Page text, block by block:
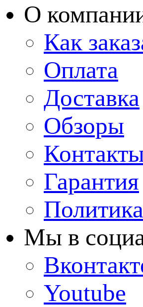
О
Как
Оплата
Доставка
Обзоры
Гарантия
Мы в
Youtube